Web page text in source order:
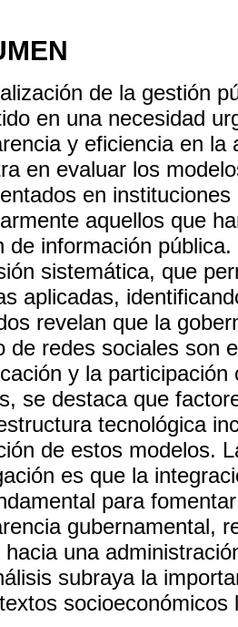
de la gestión
en una necesidad
y eficiencia en la
en evaluar los
en
aquellos que
de información
sistemática, que
aplicadas,
revelan que la
de redes sociales son
y la
se destaca que
tecnológica
de estos modelos.
es que la
para
gubernamental,
hacia una
subraya la